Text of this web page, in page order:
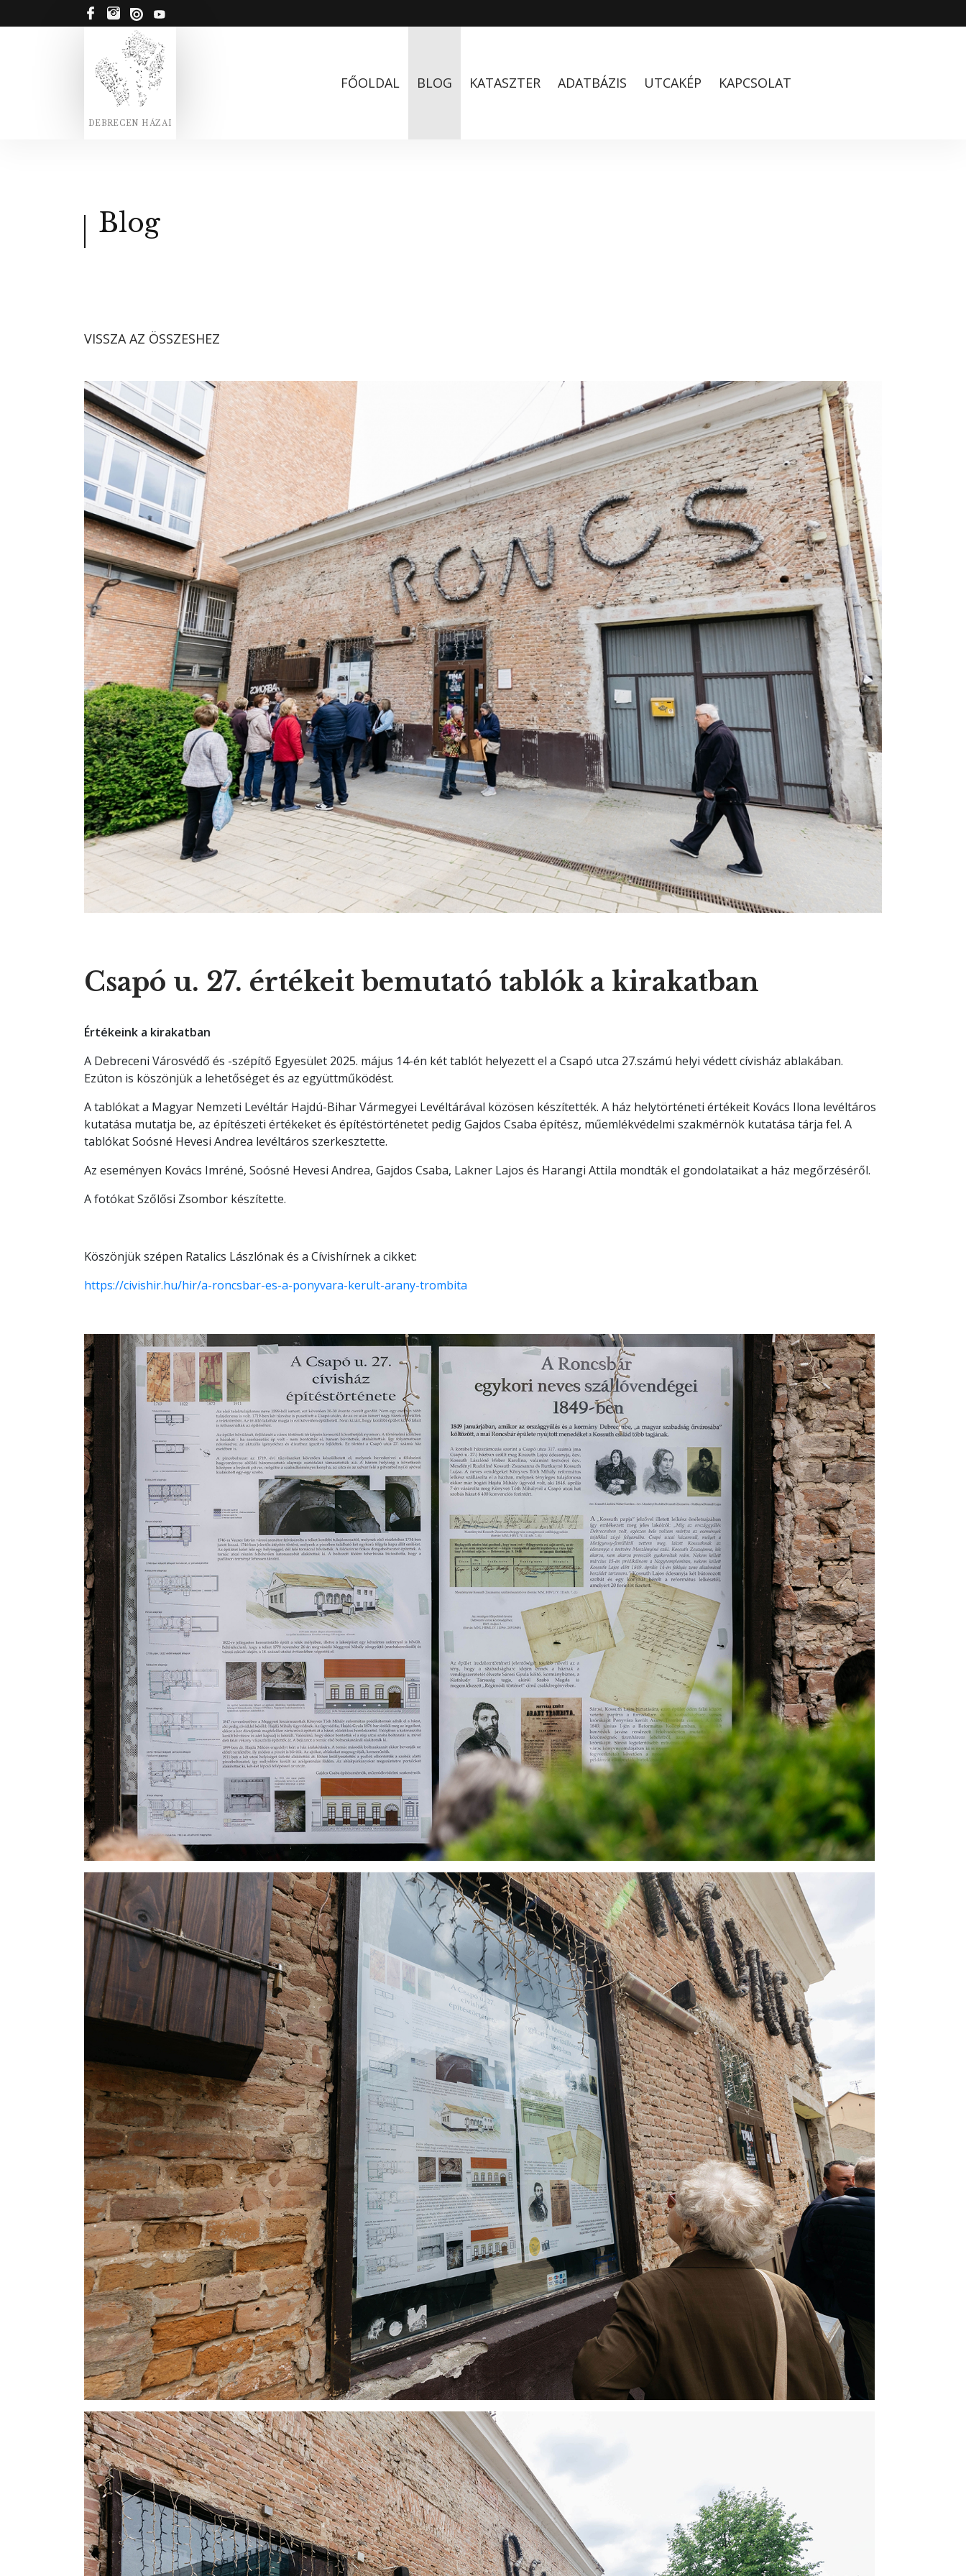
DEBRECEN HÁZAI
FŐOLDAL BLOG KATASZTER ADATBÁZIS UTCAKÉP KAPCSOLAT
Blog
VISSZA AZ ÖSSZESHEZ
Csapó u. 27. értékeit bemutató tablók a kirakatban
Értékeink a kirakatban
A Debreceni Városvédő és -szépítő Egyesület 2025. május 14-én két tablót helyezett el a Csapó utca 27.számú helyi védett cívisház ablakában.
Ezúton is köszönjük a lehetőséget és az együttműködést.
A tablókat a Magyar Nemzeti Levéltár Hajdú-Bihar Vármegyei Levéltárával közösen készítették. A ház helytörténeti értékeit Kovács Ilona levéltáros
kutatása mutatja be, az építészeti értékeket és építéstörténetet pedig Gajdos Csaba építész, műemlékvédelmi szakmérnök kutatása tárja fel. A
tablókat Soósné Hevesi Andrea levéltáros szerkesztette.
Az eseményen Kovács Imréné, Soósné Hevesi Andrea, Gajdos Csaba, Lakner Lajos és Harangi Attila mondták el gondolataikat a ház megőrzéséről.
A fotókat Szőlősi Zsombor készítette.
Köszönjük szépen Ratalics Lászlónak és a Cívishírnek a cikket:
https://civishir.hu/hir/a-roncsbar-es-a-ponyvara-kerult-arany-trombita